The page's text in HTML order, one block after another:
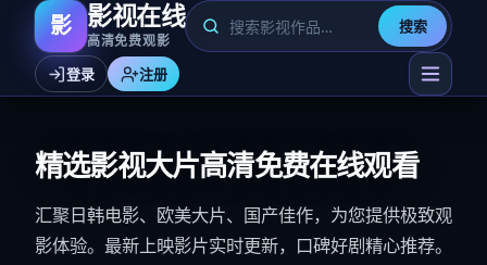
影 影视在线
高清免费观影
搜索
登录 注册
精选影视大片高清免费在线观看
汇聚日韩电影、欧美大片、国产佳作，为您提供极致观
影体验。最新上映影片实时更新，口碑好剧精心推荐。